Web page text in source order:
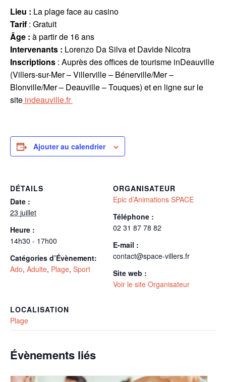
Lieu : La plage face au casino
Tarif : Gratuit
Âge : à partir de 16 ans
Intervenants : Lorenzo Da Silva et Davide Nicotra
Inscriptions : Auprès des offices de tourisme inDeauville
(Villers-sur-Mer – Villerville – Bénerville/Mer –
Blonville/Mer – Deauville – Touques) et en ligne sur le
site indeauville.fr
Ajouter au calendrier
DÉTAILS
Date :
23 juillet
Heure :
14h30 - 17h00
Catégories d’Évènement:
Ado, Adulte, Plage, Sport
ORGANISATEUR
Epic d’Animations SPACE
Téléphone :
02 31 87 78 82
E-mail :
contact@space-villers.fr
Site web :
Voir le site Organisateur
LOCALISATION
Plage
Évènements liés